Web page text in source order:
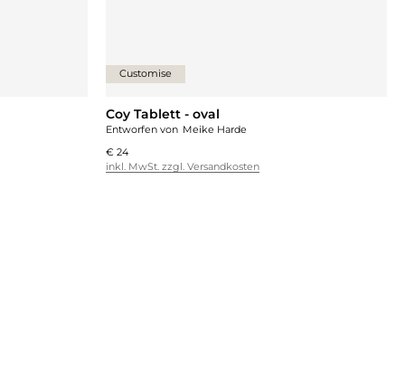
Customise
Coy Tablett - oval
Entworfen von Meike Harde
€ 24
inkl. MwSt. zzgl. Versandkosten